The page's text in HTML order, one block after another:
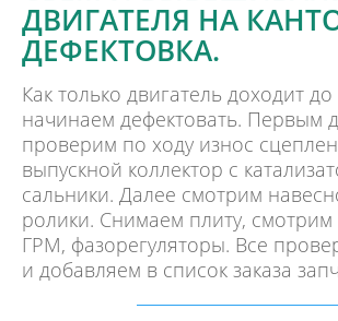
ДВИГАТЕЛЯ НА
ДЕФЕКТОВКА.
Как только двигатель доходит до
начинаем дефектовать. Первым
проверим по ходу износ
выпускной коллектор с
сальники. Далее смотрим
ролики. Снимаем плиту, смотрим
ГРМ, фазорегуляторы. Все
и добавляем в список заказа